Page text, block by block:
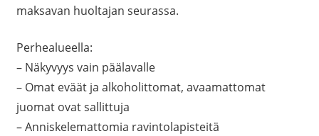
maksavan huoltajan seurassa.
Perhealueella:
– Näkyvyys vain päälavalle
– Omat eväät ja alkoholittomat, avaamattomat
juomat ovat sallittuja
– Anniskelemattomia ravintolapisteitä